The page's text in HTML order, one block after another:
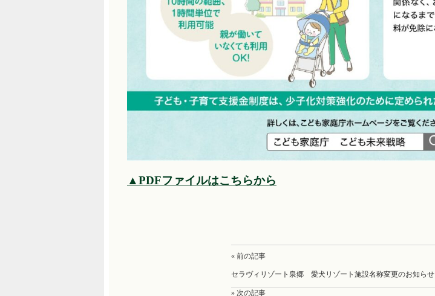
▲PDFファイルはこちらから
« 前の記事
セラヴィリゾート泉郷 愛犬リゾート施設名称変更のお知らせ
» 次の記事